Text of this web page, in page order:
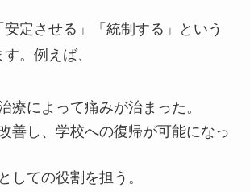
安定させる」「統制する」という
。例えば、
療によって痛みが治まった。
善し、学校への復帰が可能になっ
しての役割を担う。